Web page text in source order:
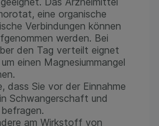
eine organische
Verbindungen können
werden. Bei
den Tag verteilt eignet
einen Magnesiummangel
dass Sie vor der Einnahme
Schwangerschaft und
am Wirkstoff von